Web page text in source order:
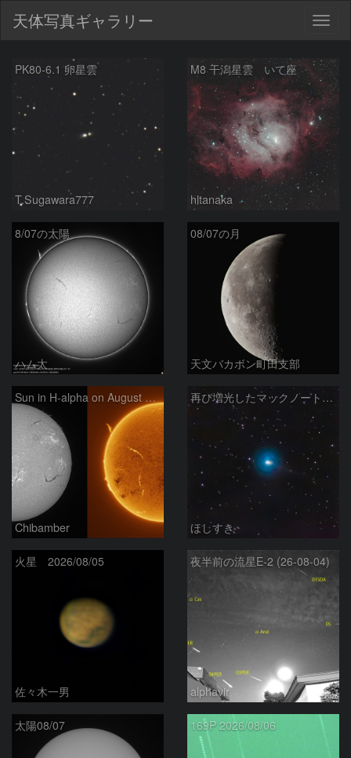
天体写真ギャラリー
新
着
PK80-6.1 卵星雲
T.Sugawara777
M8 干潟星雲 いて座
hltanaka
8/07の太陽
ハム太
08/07の月
天文バカボン町田支部
Sun in H-alpha on August 7, 2026
Chibamber
再び増光したマックノート彗星 220P
ほしすき
火星 2026/08/05
佐々木一男
夜半前の流星E-2 (26-08-04)
alphavir
太陽08/07 169P 2026/08/06